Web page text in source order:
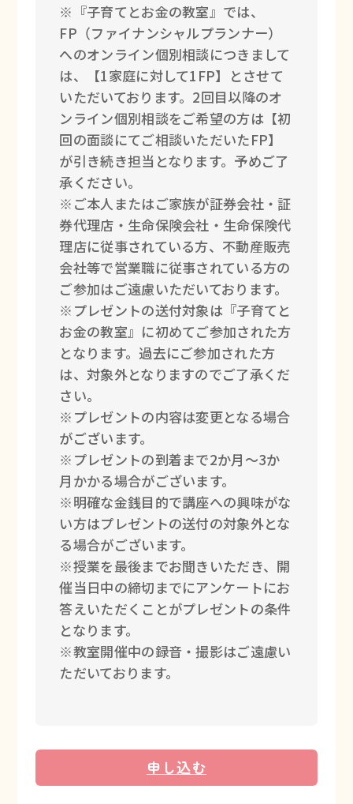
※『子育てとお金の教室』では、
FP（ファイナンシャルプランナー）
へのオンライン個別相談につきまして
は、【1家庭に対して1FP】とさせて
いただいております。2回目以降のオ
ンライン個別相談をご希望の方は【初
回の面談にてご相談いただいたFP】
が引き続き担当となります。予めご了
承ください。
※ご本人またはご家族が証券会社・証
券代理店・生命保険会社・生命保険代
理店に従事されている方、不動産販売
会社等で営業職に従事されている方の
ご参加はご遠慮いただいております。
※プレゼントの送付対象は『子育てと
お金の教室』に初めてご参加された方
となります。過去にご参加された方
は、対象外となりますのでご了承くだ
さい。
※プレゼントの内容は変更となる場合
がございます。
※プレゼントの到着まで2か月～3か
月かかる場合がございます。
※明確な金銭目的で講座への興味がな
い方はプレゼントの送付の対象外とな
る場合がございます。
※授業を最後までお聞きいただき、開
催当日中の締切までにアンケートにお
答えいただくことがプレゼントの条件
となります。
※教室開催中の録音・撮影はご遠慮い
ただいております。
申し込む